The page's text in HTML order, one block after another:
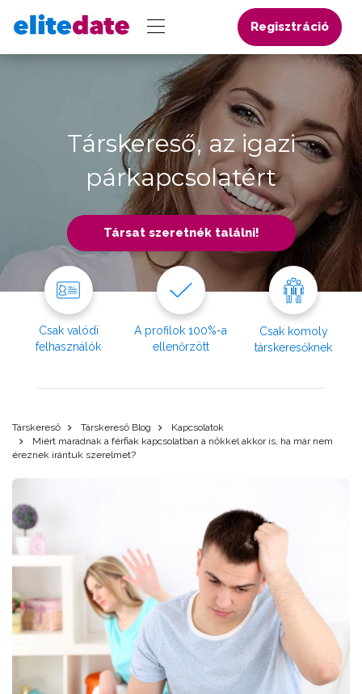
Regisztráció
Társkereső, az igazi
párkapcsolatért
Társat szeretnék találni!
Csak valódi
felhasználók
A profilok 100%-a
ellenőrzött
Csak komoly
társkeresőknek
Társkereső Társkereső Blog
Kapcsolatok
Miért maradnak a férfiak kapcsolatban a nőkkel akkor is, ha már nem
éreznek irántuk szerelmet?